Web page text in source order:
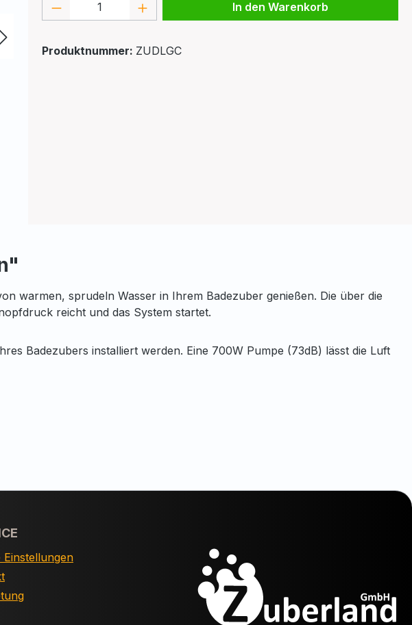
Produkt Anzahl: Gib den gewünschten Wert
In den Warenkorb
Produktnummer: ZUDLGC
warmen, sprudeln Wasser in Ihrem Badezuber genießen. Die über die
reicht und das System startet.
Badezubers installiert werden. Eine 700W Pumpe (73dB) lässt die Luft
Einstellungen